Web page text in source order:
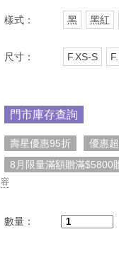
樣式： 黑 黑紅
尺寸： F.XS-S
門市庫存查詢
壽星優惠95折
優惠
8月限量滿額贈滿$5800
容
數量：